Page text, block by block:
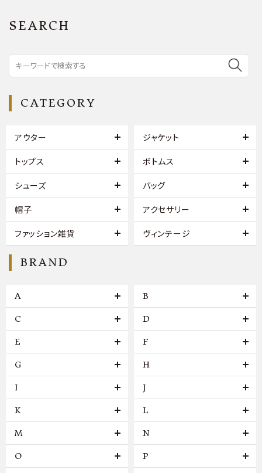
SEARCH
CATEGORY
アウター ジャケット
トップス ボトムス
シューズ バッグ
帽子 アクセサリー
ファッション雑貨 ヴィンテージ
BRAND
A B
C D
E F
G H
I J
K L
M N
O P